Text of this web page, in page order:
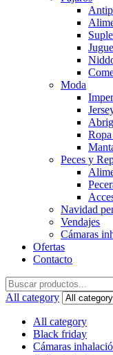
Moda
Peces y
Navidad
Vendajes
Cámaras
Ofertas
Contacto
Search
for:
All category
All category
Black friday
Cámaras